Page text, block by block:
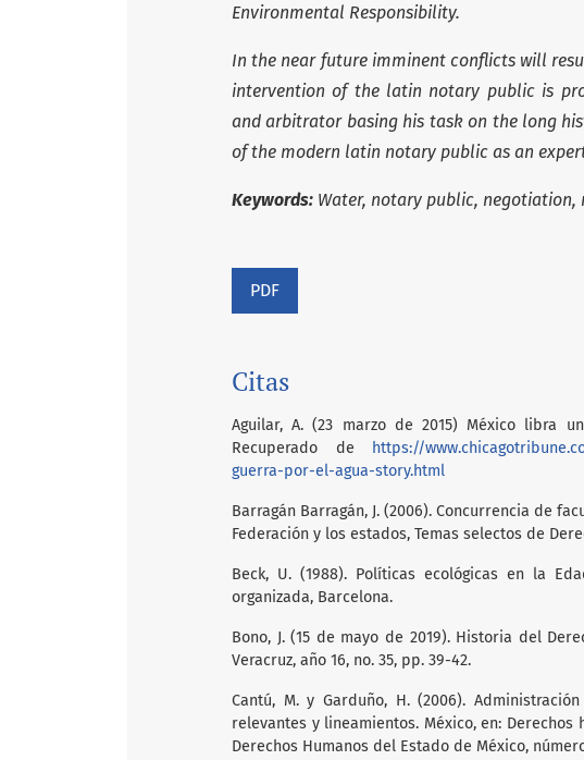
Environmental Responsibility.
In the near future imminent conflicts will
intervention of the latin notary public is
and arbitrator basing his task on the long
of the modern latin notary public as an
Keywords: Water, notary public,
PDF
Citas
Aguilar, A. (23 marzo de 2015) México libra
Recuperado de
https://
guerra-por-el-agua-story.html
Barragán Barragán, J. (2006). Concurrencia de
Federación y los estados, Temas selectos de
Beck, U. (1988). Políticas ecológicas en la
organizada, Barcelona.
Bono, J. (15 de mayo de 2019). Historia del
Veracruz, año 16, no. 35, pp. 39-42.
Cantú, M. y Garduño, H. (2006).
relevantes y lineamientos. México, en:
Derechos Humanos del Estado de México,